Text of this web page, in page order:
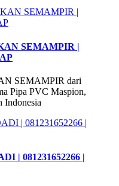
SEMAMPIR |
SEMAMPIR dari
Pipa PVC Maspion,
Indonesia
| 081231652266 |